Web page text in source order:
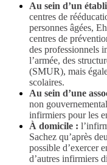
Au sein d’un
centres de
personnes âgées,
centres de
des professionnels
l’armée, des
(SMUR), mais
scolaires.
Au sein d’une
non
infirmiers pour les
À domicile :
Sachez qu’après
possible d’exercer
d’autres infirmiers